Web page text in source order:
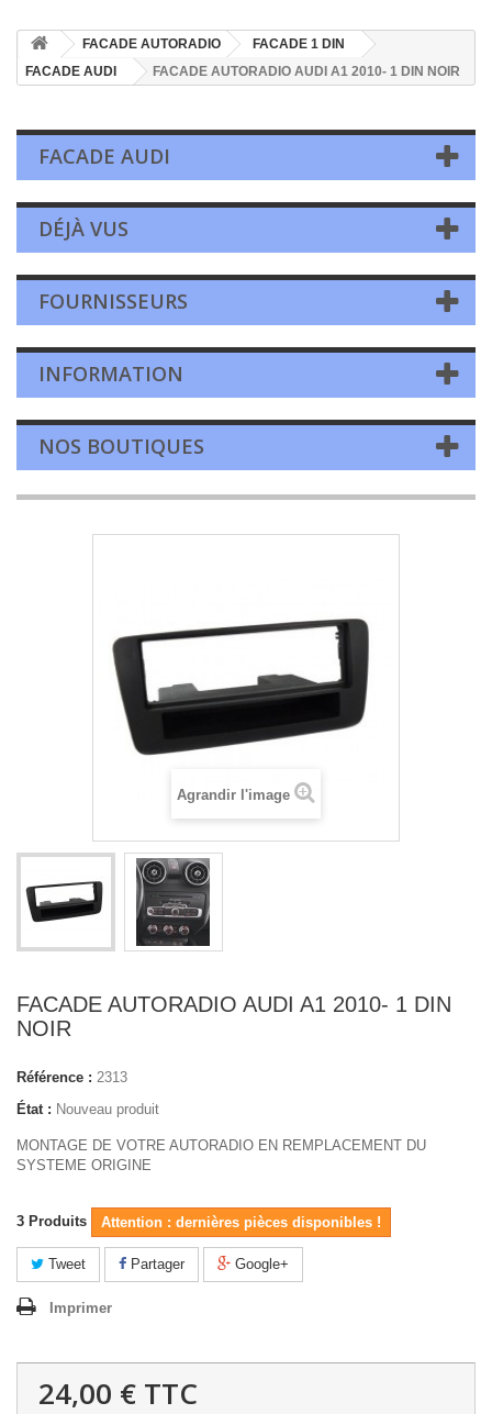
FACADE AUTORADIO
FACADE 1 DIN
FACADE AUDI
FACADE AUTORADIO AUDI A1 2010- 1 DIN NOIR
FACADE AUDI
DÉJÀ VUS
FOURNISSEURS
INFORMATION
NOS BOUTIQUES
Agrandir l'image
FACADE AUTORADIO AUDI A1 2010- 1 DIN
NOIR
Référence : 2313
État : Nouveau produit
MONTAGE DE VOTRE AUTORADIO EN REMPLACEMENT DU
SYSTEME ORIGINE
3 Produits Attention : dernières pièces disponibles !
Tweet Partager Google+
Imprimer
24,00 € TTC